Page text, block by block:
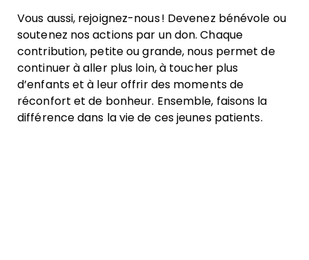
Vous aussi, rejoignez-nous ! Devenez bénévole ou
soutenez nos actions par un don. Chaque
contribution, petite ou grande, nous permet de
continuer à aller plus loin, à toucher plus
d’enfants et à leur offrir des moments de
réconfort et de bonheur. Ensemble, faisons la
différence dans la vie de ces jeunes patients.